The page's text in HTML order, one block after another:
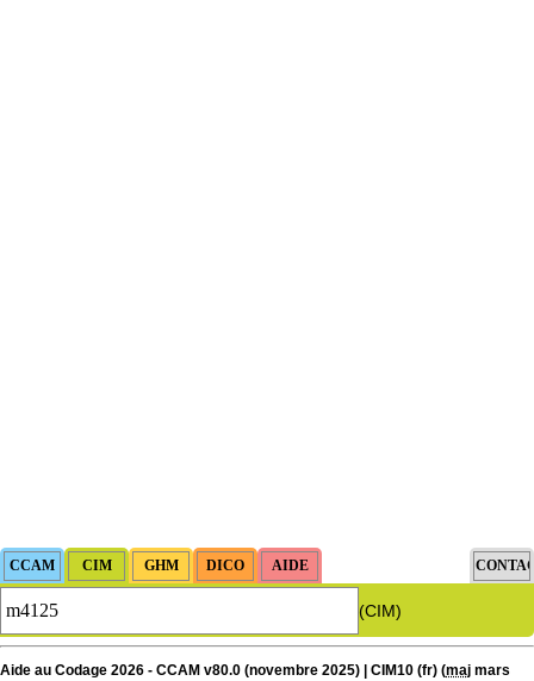
(CIM)
Aide au Codage 2026 - CCAM v80.0 (novembre 2025) | CIM10 (fr) (maj mars